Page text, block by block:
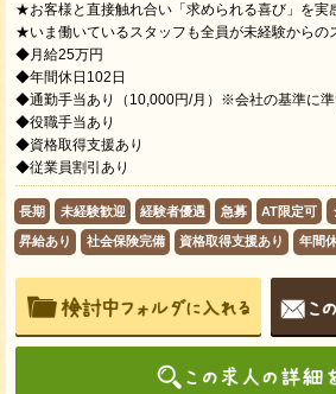
★お客様と直接触れ合い「求められる喜び」を実
★いま働いているスタッフも全員が未経験からの
◆月給25万円
◆年間休日102日
◆通勤手当あり（10,000円/月）※会社の基準に準
◆役職手当あり
◆資格取得支援あり
◆従業員割引あり
長期 未経験歓迎 経験者優遇 急募 AT限定可
昇給あり 社会保険完備 資格取得支援あり 年間